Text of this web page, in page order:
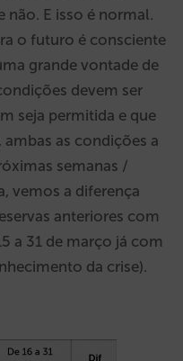
não. E isso é normal.
o futuro é consciente
grande vontade de
devem ser
seja permitida e que
ambas as condições a
semanas /
vemos a diferença
anteriores com
a 31 de março já com
da crise).